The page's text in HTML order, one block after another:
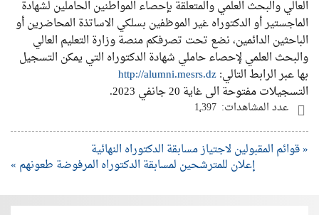
العالي والبحث العلمي والمتعلقة بإحصاء المواطنين الحاملين لشهادة
الماجستير أو الدكتوراه غير الموظفين بسلكي الاساتذة المحاضرين أو
الباحثين الدائمين، نضع تحت تصرفكم منصة وزارة التعليم العالي
والبحث العلمي لإحصاء حاملي شهادة الدكتوراه التي يمكن التسجيل
بها عبر الرابط التالي:http://alumni.mesrs.dz
التسجيلات مفتوحة الى غاية 20 جانفي 2023.
عدد المشاهدات: 1٬397
« قوائم المقبولين لاجتياز مسابقة الدكتوراه النهائية
إعلان للمترشحين لمسابقة الدكتوراه المرفوضة طعونهم »